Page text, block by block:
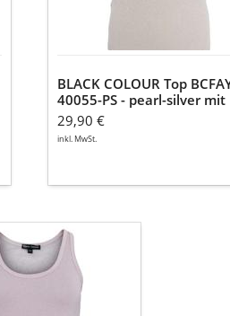
BLACK COLOUR Top
40055-PS - pearl-silver mit
Glitzerfäden
29,90 €
inkl. MwSt.